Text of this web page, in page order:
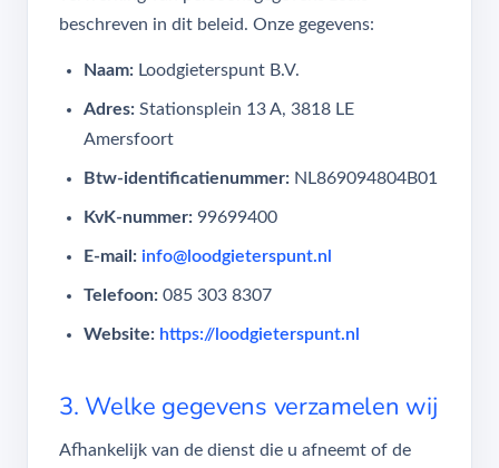
beschreven in dit beleid. Onze gegevens:
Naam: Loodgieterspunt B.V.
Adres: Stationsplein 13 A, 3818 LE
Amersfoort
Btw-identificatienummer: NL869094804B01
KvK-nummer: 99699400
E-mail: info@loodgieterspunt.nl
Telefoon: 085 303 8307
Website: https://loodgieterspunt.nl
3. Welke gegevens verzamelen wij
Afhankelijk van de dienst die u afneemt of de